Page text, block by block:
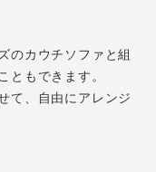
のカウチソファと組
ともできます。
て、自由にアレンジ